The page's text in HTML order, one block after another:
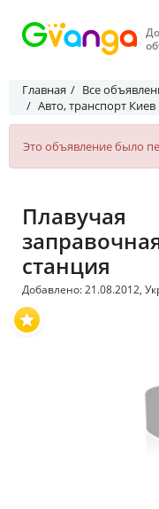
Главная
Все
Авто, транспорт Киев
Это объявление было
Плавучая
станция
Добавлено: 21.08.2012,